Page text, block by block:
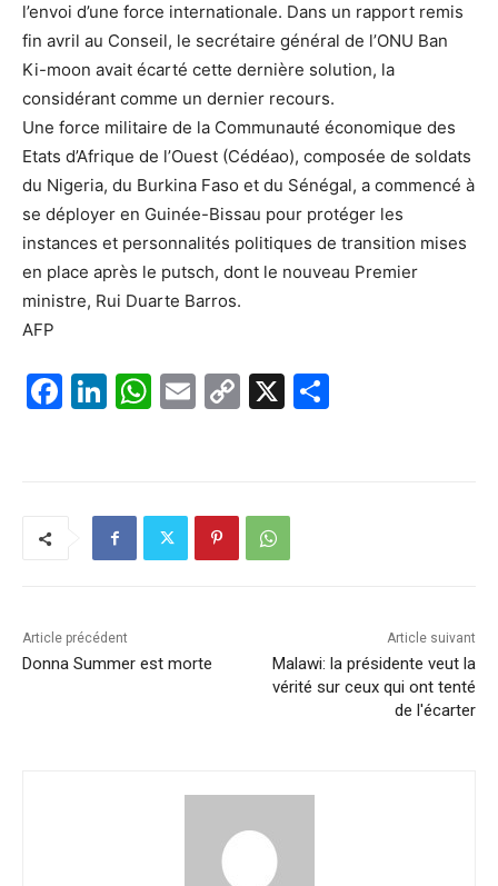
l’envoi d’une force internationale. Dans un rapport remis
fin avril au Conseil, le secrétaire général de l’ONU Ban
Ki-moon avait écarté cette dernière solution, la
considérant comme un dernier recours.
Une force militaire de la Communauté économique des
Etats d’Afrique de l’Ouest (Cédéao), composée de soldats
du Nigeria, du Burkina Faso et du Sénégal, a commencé à
se déployer en Guinée-Bissau pour protéger les
instances et personnalités politiques de transition mises
en place après le putsch, dont le nouveau Premier
ministre, Rui Duarte Barros.
AFP
F
k
Li
dI
n
W
A
p
E
C
Li
n
X
Article précédent
Donna Summer est morte
Article suivant
Malawi: la présidente veut la
vérité sur ceux qui ont tenté
de l'écarter